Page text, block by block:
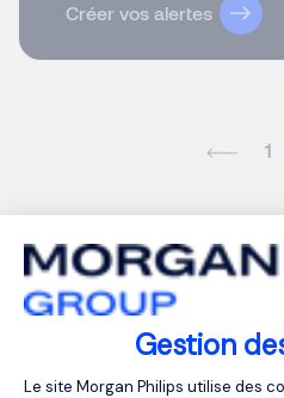
Gestion
Plateforme de
Le site Morgan Philips utilise des
Créer vos alertes
1